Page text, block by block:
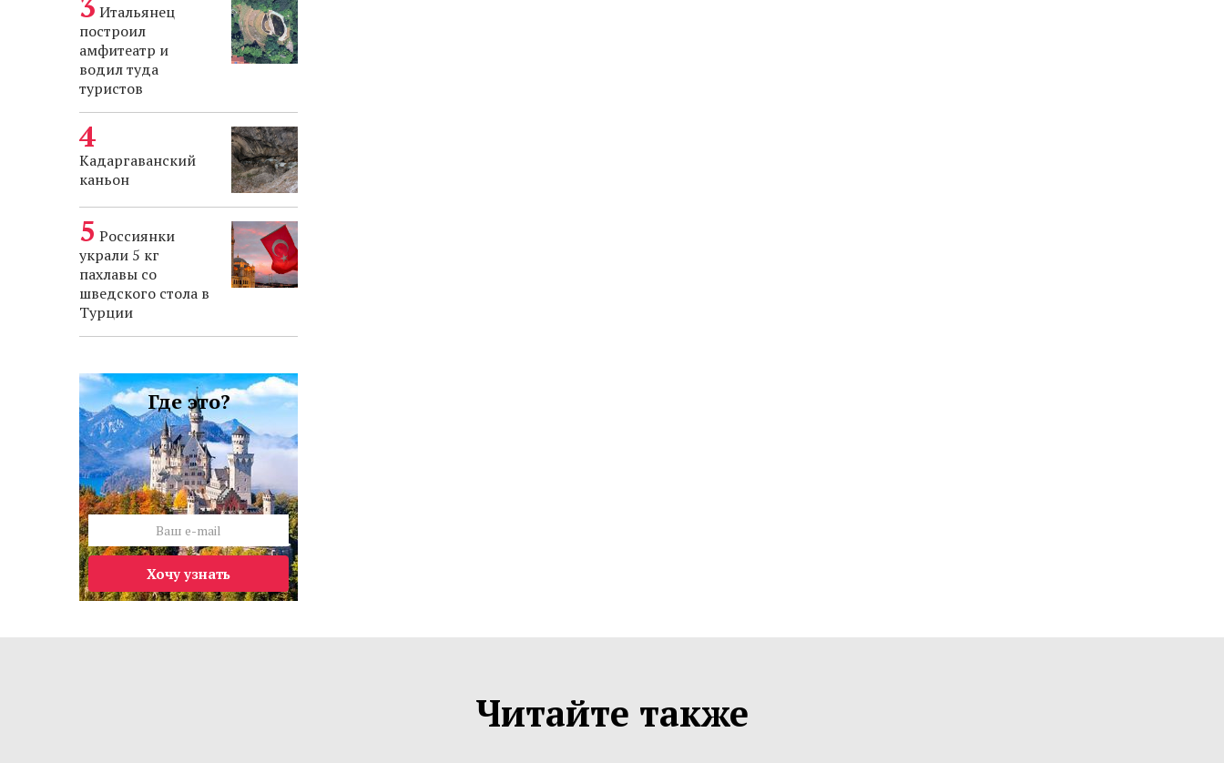
Итальянец
построил
амфитеатр и
водил туда
туристов
Кадаргаванский
каньон
Россиянки
украли 5 кг
пахлавы со
шведского стола в
Турции
Где это?
Хочу узнать
Читайте также